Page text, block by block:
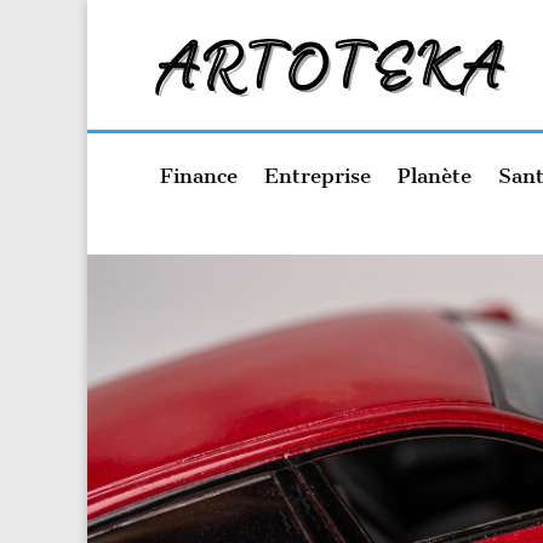
Finance Entreprise Planète